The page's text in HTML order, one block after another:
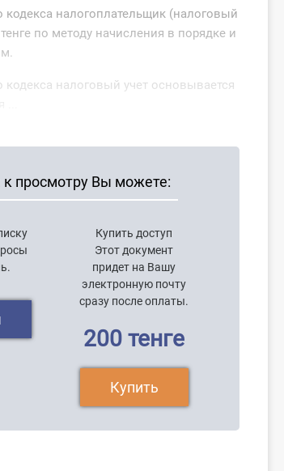
кодекса налогоплательщик (налоговый
по методу начисления в порядке и
кодекса налоговый учет основывается
к просмотру Вы можете:
Купить доступ
Этот документ
придет на Вашу
электронную почту
сразу после оплаты.
200 тенге
Купить